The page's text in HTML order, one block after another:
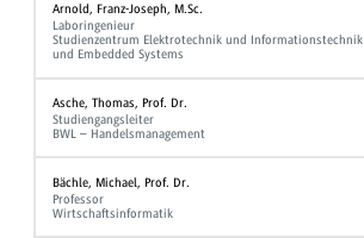
Arnold, Franz-Joseph, M.Sc.
Laboringenieur
Studienzentrum Elektrotechnik und Informationstechnik
und Embedded Systems
Asche, Thomas, Prof. Dr.
Studiengangsleiter
BWL – Handelsmanagement
Bächle, Michael, Prof. Dr.
Professor
Wirtschaftsinformatik